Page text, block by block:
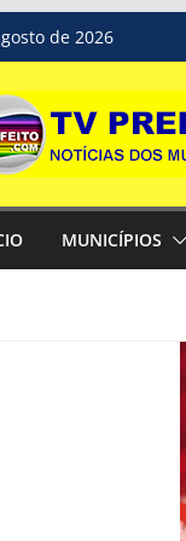
de 2026
MUNICÍPIOS